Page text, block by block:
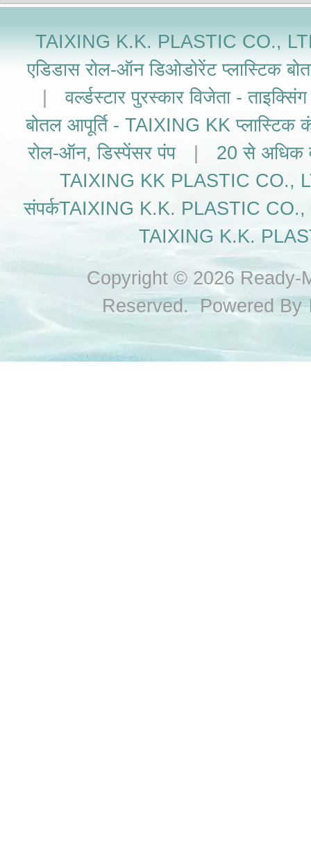
TAIXING K.K. PLASTIC CO.,
एडिडास रोल-ऑन डिओडोरेंट प्लास्टिक
वर्ल्डस्टार पुरस्कार विजेता -
बोतल आपूर्ति - TAIXING KK प्लास्टिक
रोल-ऑन, डिस्पेंसर पंप
20 से अधिक
TAIXING KK PLASTIC CO.,
संपर्कTAIXING K.K. PLASTIC CO.,
TAIXING K.K.
Copyright © 2026 Ready-
Reserved. Powered By